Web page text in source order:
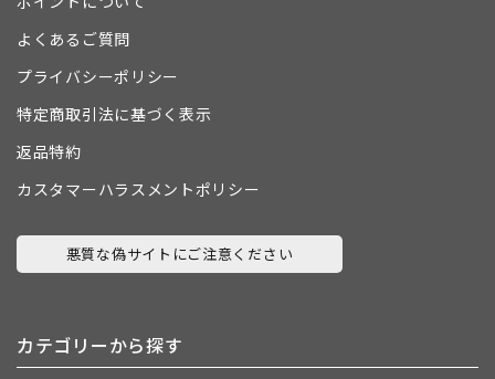
よくあるご質問
プライバシーポリシー
特定商取引法に基づく表示
返品特約
カスタマーハラスメントポリシー
悪質な偽サイトにご注意ください
カテゴリーから探す